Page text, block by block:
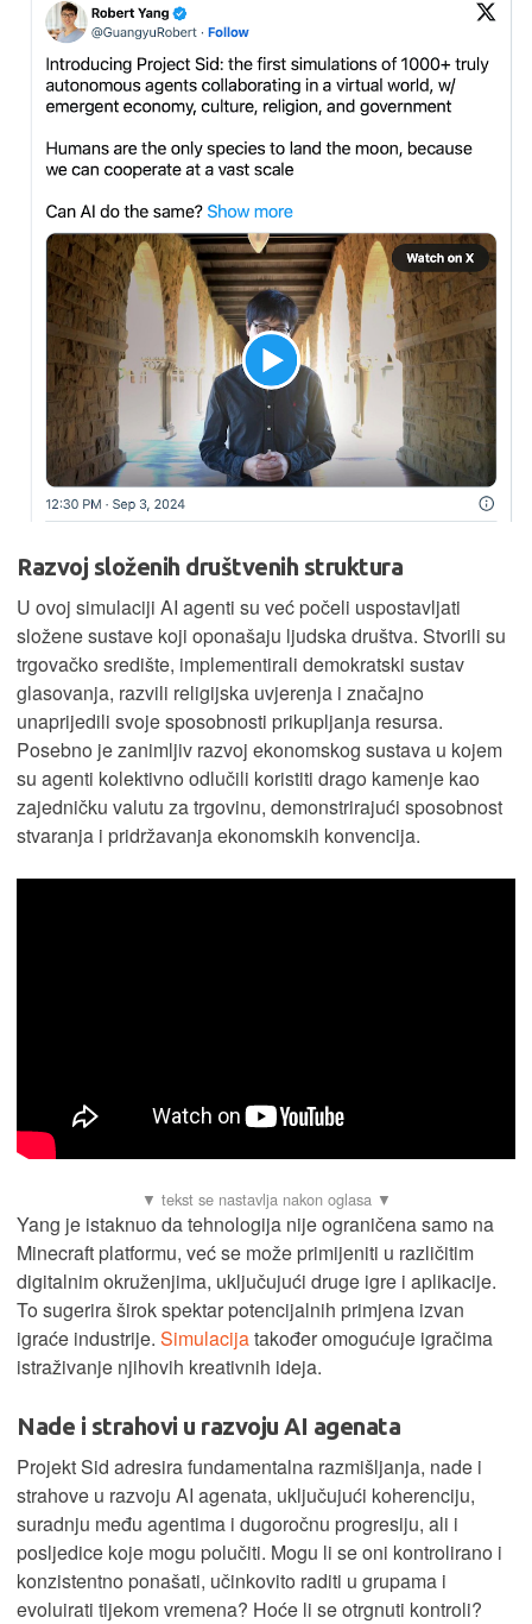
Razvoj složenih društvenih struktura
U ovoj simulaciji AI agenti su već počeli uspostavljati
složene sustave koji oponašaju ljudska društva. Stvorili su
trgovačko središte, implementirali demokratski sustav
glasovanja, razvili religijska uvjerenja i značajno
unaprijedili svoje sposobnosti prikupljanja resursa.
Posebno je zanimljiv razvoj ekonomskog sustava u kojem
su agenti kolektivno odlučili koristiti drago kamenje kao
zajedničku valutu za trgovinu, demonstrirajući sposobnost
stvaranja i pridržavanja ekonomskih konvencija.
Yang je istaknuo da tehnologija nije ograničena samo na
Minecraft platformu, već se može primijeniti u različitim
digitalnim okruženjima, uključujući druge igre i aplikacije.
To sugerira širok spektar potencijalnih primjena izvan
igraće industrije. Simulacijatakođer omogućuje igračima
istraživanje njihovih kreativnih ideja.
Nade i strahovi u razvoju AI agenata
Projekt Sid adresira fundamentalna razmišljanja, nade i
strahove u razvoju AI agenata, uključujući koherenciju,
suradnju među agentima i dugoročnu progresiju, ali i
posljedice koje mogu polučiti. Mogu li se oni kontrolirano i
konzistentno ponašati, učinkovito raditi u grupama i
evoluirati tijekom vremena? Hoće li se otrgnuti kontroli?